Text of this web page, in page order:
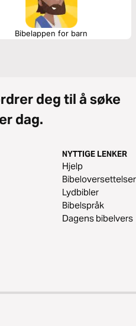
Bibelappen for barn
deg til å søke
dag.
NYTTIGE LENKER
Hjelp
Bibeloversettelser
Lydbibler
Bibelspråk
Dagens bibelvers